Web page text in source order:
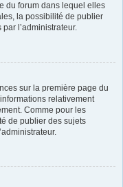
du forum dans lequel elles
la possibilité de publier
l’administrateur.
sur la première page du
relativement
Comme pour les
de publier des sujets